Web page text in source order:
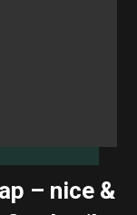
– nice &